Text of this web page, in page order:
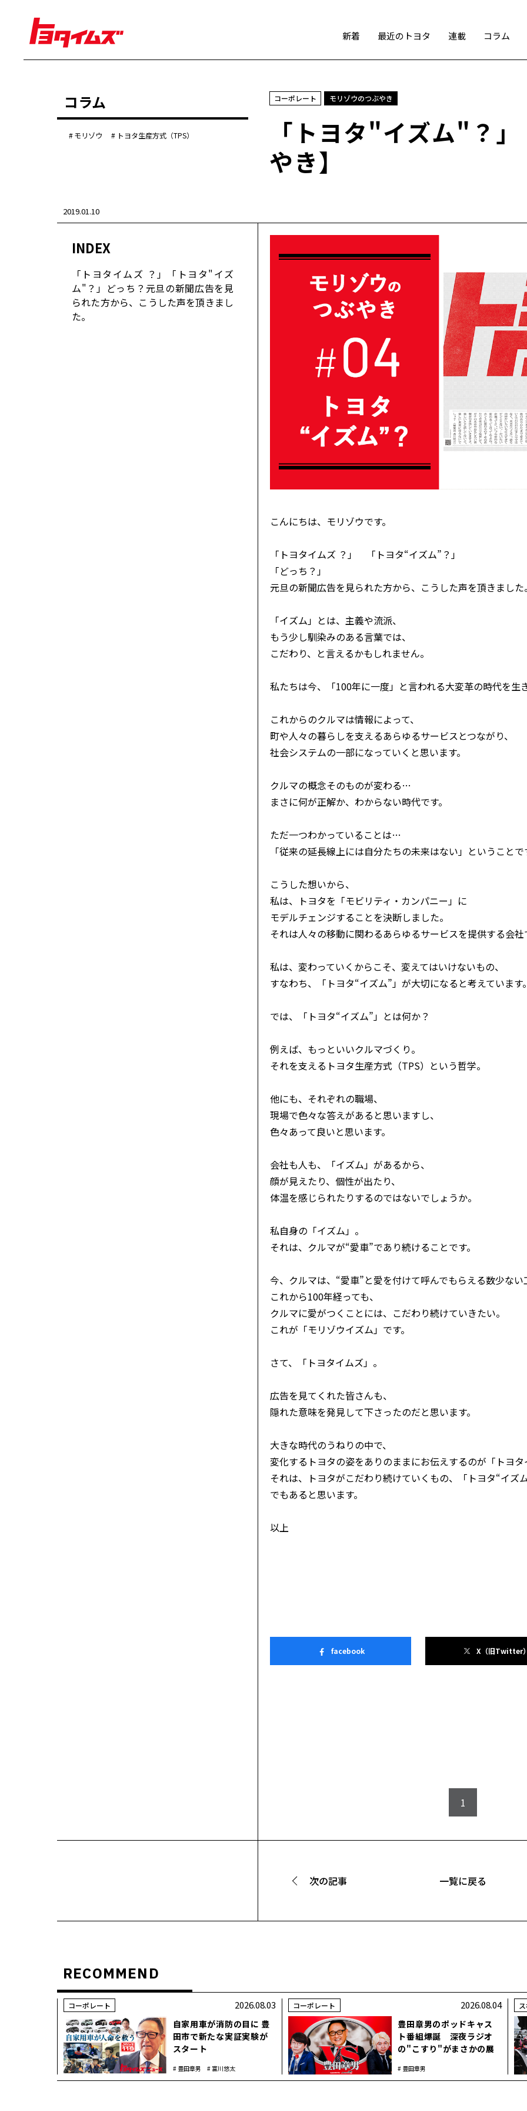
新着 最近のトヨタ 連載 コラム
豊田章男 佐藤恒治 決算 株主総会
労使協議会
スポーツ
WRC TOYOTA GAZOO Racing
センチュリー
コーポレート
モビリティカンパニー トヨタグローバル
トヨタグループ
コラム
モリゾウ トヨタ生産方式（TPS）
コーポレート モリゾウのつぶやき
「トヨタ"イズム"？
やき】
2019.01.10
INDEX
「トヨタイムズ ？」「トヨタ"イズ
ム"？」どっち？元旦の新聞広告を見
られた方から、こうした声を頂きまし
た。
こんにちは、モリゾウです。
「トヨタイムズ ？」 「トヨタ“イズム”？」
「どっち？」
元旦の新聞広告を見られた方から、こうした声を頂きました。
「イズム」とは、主義や流派、
もう少し馴染みのある言葉では、
こだわり、と言えるかもしれません。
私たちは今、「100年に一度」と言われる大変革の時代を生
これからのクルマは情報によって、
町や人々の暮らしを支えるあらゆるサービスとつながり、
社会システムの一部になっていくと思います。
クルマの概念そのものが変わる…
まさに何が正解か、わからない時代です。
ただ一つわかっていることは…
「従来の延長線上には自分たちの未来はない」ということで
こうした想いから、
私は、トヨタを「モビリティ・カンパニー」に
モデルチェンジすることを決断しました。
それは人々の移動に関わるあらゆるサービスを提供する会社
私は、変わっていくからこそ、変えてはいけないもの、
すなわち、「トヨタ“イズム”」が大切になると考えています。
では、「トヨタ“イズム”」とは何か？
例えば、もっといいクルマづくり。
それを支えるトヨタ生産方式（TPS）という哲学。
他にも、それぞれの職場、
現場で色々な答えがあると思いますし、
色々あって良いと思います。
会社も人も、「イズム」があるから、
顔が見えたり、個性が出たり、
体温を感じられたりするのではないでしょうか。
私自身の「イズム」。
それは、クルマが“愛車”であり続けることです。
今、クルマは、“愛車”と愛を付けて呼んでもらえる数少ない
これから100年経っても、
クルマに愛がつくことには、こだわり続けていきたい。
これが「モリゾウイズム」です。
さて、「トヨタイムズ」。
広告を見てくれた皆さんも、
隠れた意味を発見して下さったのだと思います。
大きな時代のうねりの中で、
変化するトヨタの姿をありのままにお伝えするのが「トヨタ
それは、トヨタがこだわり続けていくもの、「トヨタ“イズ
でもあると思います。
以上
facebook X（旧Twitter）
1
次の記事 一覧に戻る
RECOMMEND
コーポレート
自家用車が消防の目に 豊
田市で新たな実証実験が
スタート
豊田章男 富川悠太
2026.08.03 コーポレート
豊田章男のポッドキャス
ト番組爆誕 深夜ラジオ
の"こすり"がまさかの展
豊田章男
2026.08.04